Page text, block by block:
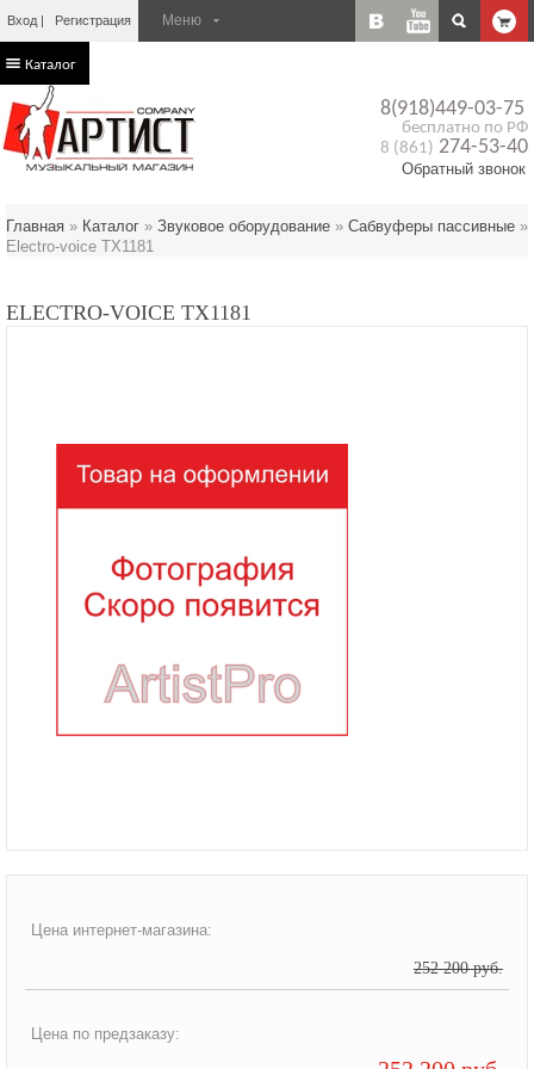
Вход Регистрация
8(918)449-03-75
бесплатно по РФ
8 (861) 274-53-40
Обратный звонок
Каталог
Главная » Каталог » Звуковое оборудование » Сабвуферы пассивные »
Electro-voice TX1181
ELECTRO-VOICE TX1181
Цена интернет-магазина:
252 200 руб.
Цена по предзаказу: